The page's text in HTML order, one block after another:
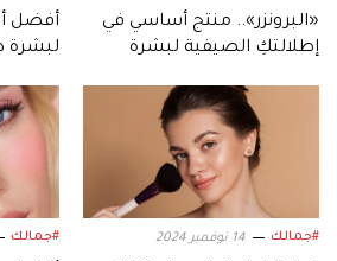
«البرونزر».. منتج أساسي في
إطلالتكِ الصيفية لبشرة
أفضل
لبشرة
#جمالك 14 نوفمبر 2024 #جمالك